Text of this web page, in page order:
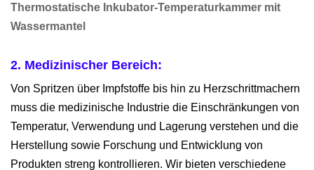
Thermostatische Inkubator-Temperaturkammer mit
Wassermantel
2. Medizinischer Bereich:
Von Spritzen über Impfstoffe bis hin zu Herzschrittmachern
muss die medizinische Industrie die Einschränkungen von
Temperatur, Verwendung und Lagerung verstehen und die
Herstellung sowie Forschung und Entwicklung von
Produkten streng kontrollieren. Wir bieten verschiedene